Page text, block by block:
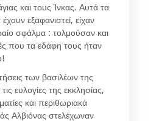
και τους Ίνκας. Αυτά τα
εξαφανιστεί, είχαν
σφάλμα : τολμούσαν και
που τα εδάφη τους ήταν
των βασιλέων της
ευλογίες της εκκλησίας,
και περιθωριακά
Αλβιόνας στελέχωναν